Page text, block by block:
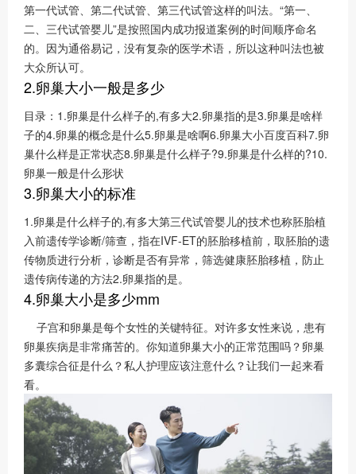
第一代试管、第二代试管、第三代试管这样的叫法。“第一、
二、三代试管婴儿”是按照国内成功报道案例的时间顺序命名
的。因为通俗易记，没有复杂的医学术语，所以这种叫法也被
大众所认可。
2.卵巢大小一般是多少
目录：1.卵巢是什么样子的,有多大2.卵巢指的是3.卵巢是啥样
子的4.卵巢的概念是什么5.卵巢是啥啊6.卵巢大小百度百科7.卵
巢什么样是正常状态8.卵巢是什么样子?9.卵巢是什么样的?10.
卵巢一般是什么形状
3.卵巢大小的标准
1.卵巢是什么样子的,有多大第三代试管婴儿的技术也称胚胎植
入前遗传学诊断/筛查，指在IVF-ET的胚胎移植前，取胚胎的遗
传物质进行分析，诊断是否有异常，筛选健康胚胎移植，防止
遗传病传递的方法2.卵巢指的是。
4.卵巢大小是多少mm
子宫和卵巢是每个女性的关键特征。对许多女性来说，患有
卵巢疾病是非常痛苦的。你知道卵巢大小的正常范围吗？卵巢
多囊综合征是什么？私人护理应该注意什么？让我们一起来看
看。